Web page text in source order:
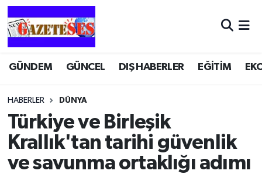
GÜNDEM GÜNCEL DIŞ HABERLER EĞİTİM
HABERLER DÜNYA
Türkiye ve Birleşik
Krallık'tan tarihi güvenlik
ve savunma ortaklığı adımı